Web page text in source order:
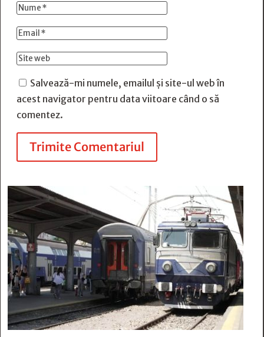
Salvează-mi numele, emailul și site-ul web în
acest navigator pentru data viitoare când o să
comentez.
Trimite Comentariul